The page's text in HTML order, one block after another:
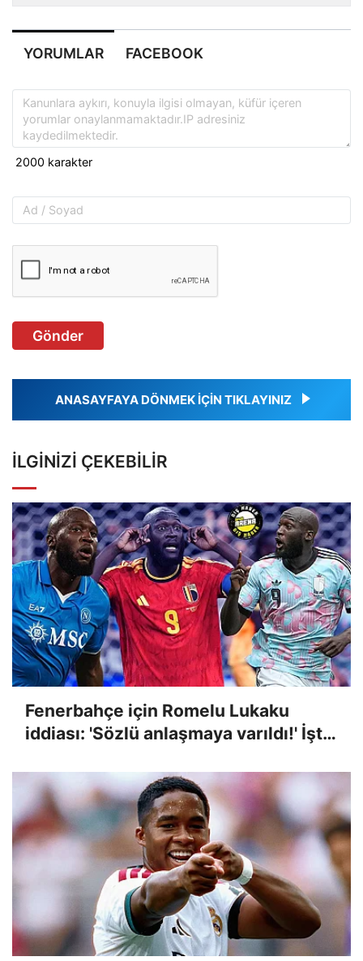
YORUMLAR FACEBOOK
Gönder
ANASAYFAYA DÖNMEK İÇİN TIKLAYINIZ
İLGINIZI ÇEKEBILIR
Fenerbahçe için Romelu Lukaku
iddiası: 'Sözlü anlaşmaya varıldı!' İşte